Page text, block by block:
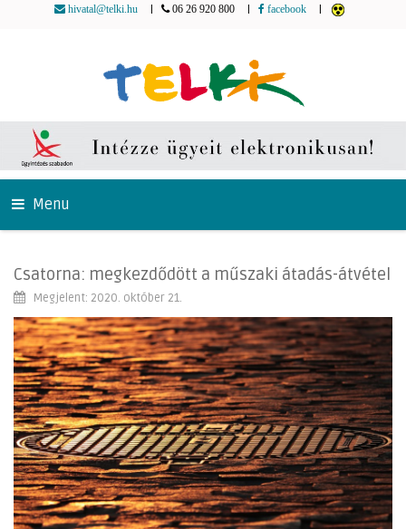
hivatal@telki.hu 06 26 920 800 facebook
Menu
Csatorna: megkezdődött a műszaki átadás-átvétel
Megjelent: 2020. október 21.